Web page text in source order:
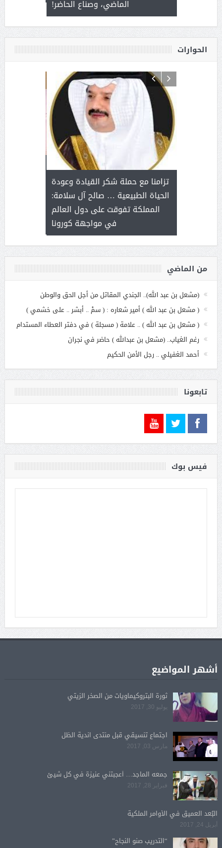
الماضي، وصناع الحاضر!
من عشق
الحوارات
مع
بنت
تزامنا مع حملة شكر القيادة وعودة
الحياة الطبيعية … صالح آل سلامة:
المملكة تفوقت على دول العالم
في مواجهة كورونا
على برامج
هي أساس
من الماضي
(مشعل بن عبد الله).. الجندي المقاتل من أجل الحق والوطن
( مشعل بن عبد الله ) أمير شعاره : ( سمْ .. أبشر .. على خشمي )
( مشعل بن عبد الله ) .. علامة ( مسجلة ) في دفتر العطاء المستدام
رغم الغياب.. (مشعل بن عبدالله ) حاضر في نجران
أحمد الغفيلي .. رجل الأمن الحكيم
تابعونا
فيس بوك
أشهر المواضيع
ثورة البتروكيماويات من الصخر الزيتي
يوليو 30, 2017
اجتماع تنسيقي قبل منتدى اندية الظل
مارس 03, 2017
جمعه الماجد… أعجبتني عنيزة في كل شيئ
فبراير 28, 2017
البُعد العميق في الأوامر الملكية
أبريل 24, 2017
“التدريب صنو النجاح”